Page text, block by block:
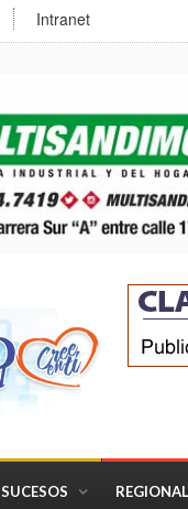
Intranet
SUCESOS REGIONAL